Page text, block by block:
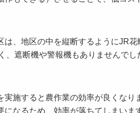
、地区の中を縦断するようにJR
、遮断機や警報機もありませんでし
施すると農作業の効率が良くなり
になるため、効率が落ちてしまいま